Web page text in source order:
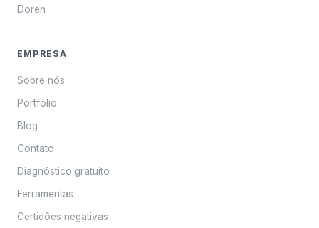
Doren
EMPRESA
Sobre nós
Portfólio
Blog
Contato
Diagnóstico gratuito
Ferramentas
Certidões negativas